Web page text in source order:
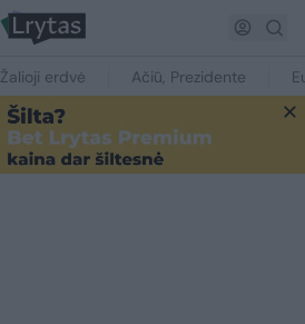
Žalioji erdvė Ačiū, Prezidente